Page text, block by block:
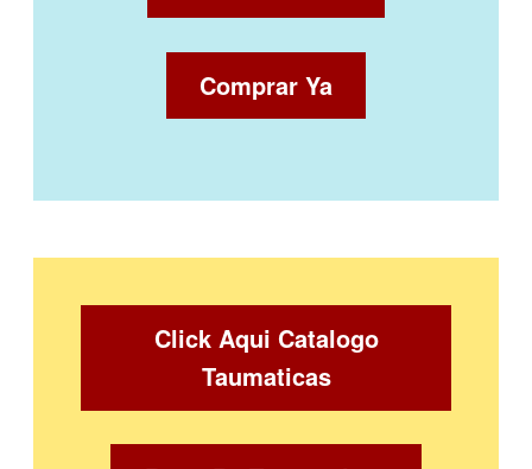
Comprar Ya
Click Aqui Catalogo
Taumaticas